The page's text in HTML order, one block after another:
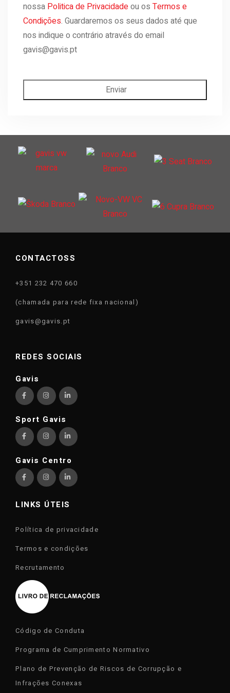
nossa Politica de Privacidadeou os Termos e
Condições. Guardaremos os seus dados até que
nos indique o contrário através do email
gavis@gavis.pt
CONTACTOSS
+351 232 470 660
(chamada para rede fixa nacional)
gavis@gavis.pt
REDES SOCIAIS
Gavis
Sport Gavis
Gavis Centro
LINKS ÚTEIS
Política de privacidade
Termos e condições
Recrutamento
Código de Conduta
Programa de Cumprimento Normativo
Plano de Prevenção de Riscos de Corrupção e
Infrações Conexas